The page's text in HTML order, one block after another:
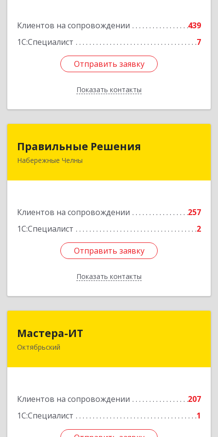
Клиентов на сопровождении
439
1С:Специалист
7
Отправить заявку
Показать контакты
Отправить заявку
Назад
Правильные Решения
Набережные Челны
Клиентов на сопровождении
257
1С:Специалист
2
Отправить заявку
Показать контакты
423832, Татарстан Респ, Набережные Челны г,
Отправить заявку
Назад
Мастера-ИТ
Октябрьский
Клиентов на сопровождении
207
1С:Специалист
1
452607, Башкортостан Респ, Октябрьский г,